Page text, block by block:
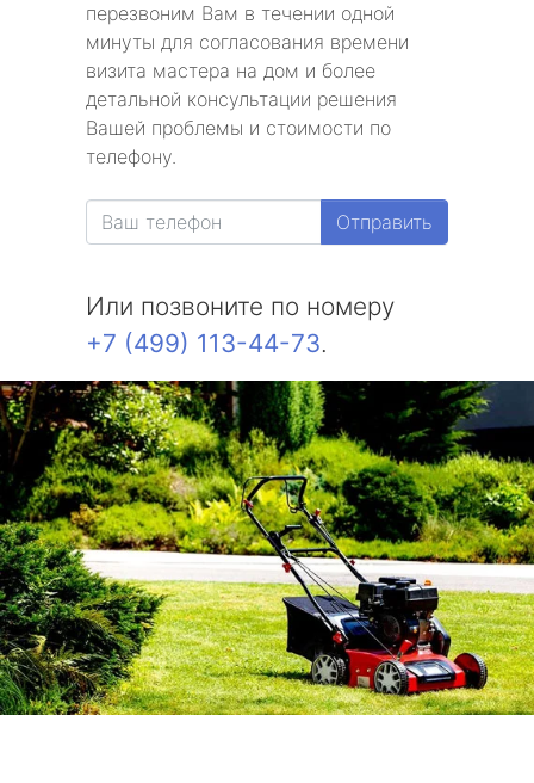
перезвоним Вам в течении одной
минуты для согласования времени
визита мастера на дом и более
детальной консультации решения
Вашей проблемы и стоимости по
телефону.
Отправить
Или позвоните по номеру
+7 (499) 113-44-73.